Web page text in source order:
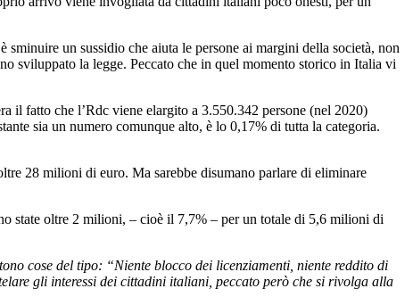
sminuire un sussidio che aiuta le persone ai margini della società, non
sviluppato la legge. Peccato che in quel momento storico in Italia vi
il fatto che l’Rdc viene elargito a 3.550.342 persone (nel 2020)
sia un numero comunque alto, è lo 0,17% di tutta la categoria.
28 milioni di euro. Ma sarebbe disumano parlare di eliminare
state oltre 2 milioni, – cioè il 7,7% – per un totale di 5,6 milioni di
cose del tipo: “Niente blocco dei licenziamenti, niente reddito di
gli interessi dei cittadini italiani, peccato però che si rivolga alla